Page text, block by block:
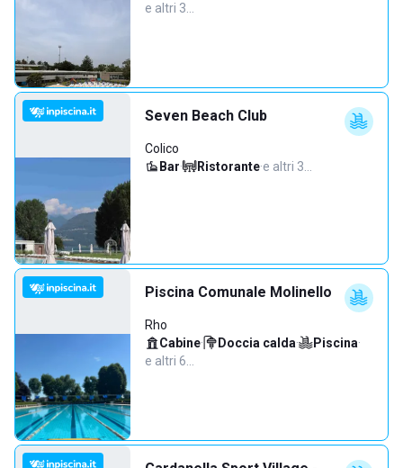
e altri 3…
Seven Beach Club
Colico
Bar· Ristorante·e altri 3…
Piscina Comunale Molinello
Rho
Cabine· Doccia calda· Piscina·
e altri 6…